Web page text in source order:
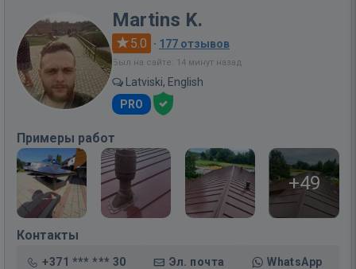
Martins K.
5.0 · 177 отзывов
Был на сайте: 14 минут назад
Latviski, English
PRO
Примеры работ
+49
Контакты
+371 *** *** 30 Эл. почта WhatsApp